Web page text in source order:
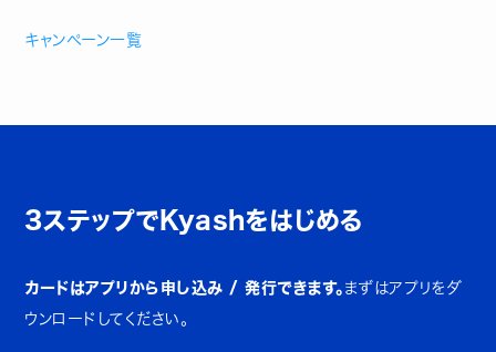
キャンペーン一覧
3ステップでKyashをはじめる
カードはアプリから申し込み / 発行できます。 まずはアプリをダ
ウンロードしてください。